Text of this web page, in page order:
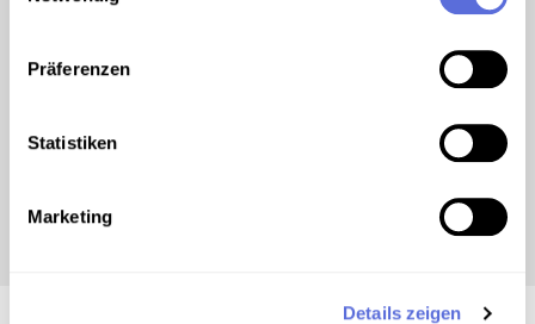
Präferenzen
Statistiken
Marketing
Details zeigen